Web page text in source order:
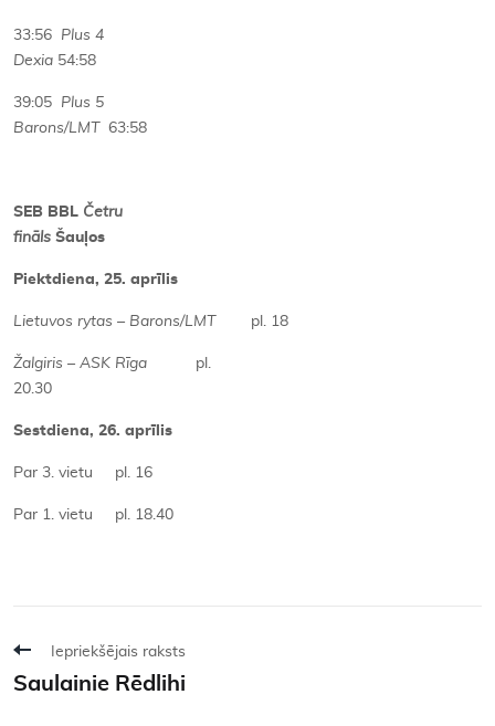
33:56 Plus 4
Dexia 54:58
39:05 Plus 5
Barons/LMT 63:58
SEB BBL Četru
fināls Šauļos
Piektdiena, 25. aprīlis
Lietuvos rytas – Barons/LMT pl. 18
Žalgiris – ASK Rīga pl.
20.30
Sestdiena, 26. aprīlis
Par 3. vietu pl. 16
Par 1. vietu pl. 18.40
Iepriekšējais raksts
Saulainie Rēdlihi